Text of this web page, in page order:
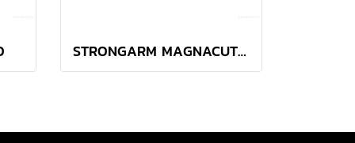
STRONGARM MAGNACUT PLAIN EDGE - COYOTE BROWN